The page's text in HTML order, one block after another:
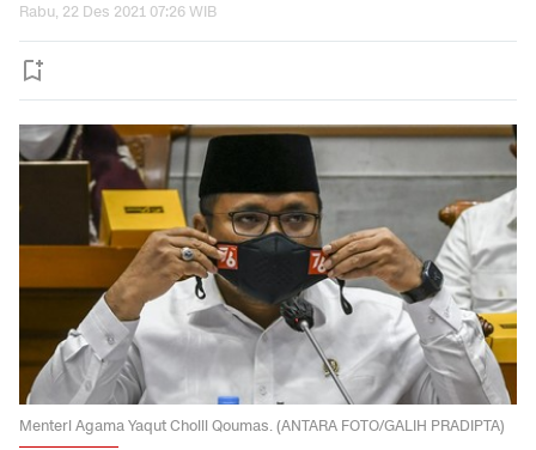
Rabu, 22 Des 2021 07:26 WIB
Menteri Agama Yaqut Cholil Qoumas. (ANTARA FOTO/GALIH PRADIPTA)